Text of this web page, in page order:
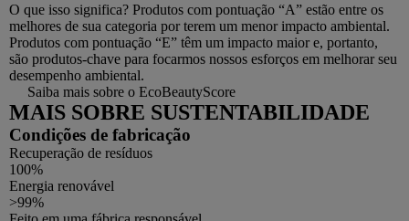
O que isso significa? Produtos com pontuação “A” estão entre os
melhores de sua categoria por terem um menor impacto ambiental.
Produtos com pontuação “E” têm um impacto maior e, portanto,
são produtos-chave para focarmos nossos esforços em melhorar seu
desempenho ambiental.
Saiba mais sobre o EcoBeautyScore
MAIS SOBRE SUSTENTABILIDADE
Condições de fabricação
Recuperação de resíduos
100%
Energia renovável
>99%